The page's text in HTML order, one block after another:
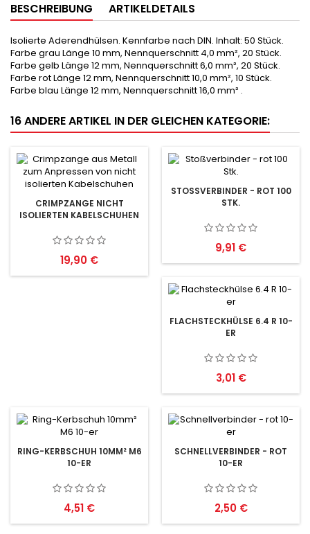
BESCHREIBUNG ARTIKELDETAILS
Isolierte Aderendhülsen. Kennfarbe nach DIN. Inhalt: 50 Stück.
Farbe grau Länge 10 mm, Nennquerschnitt 4,0 mm², 20 Stück.
Farbe gelb Länge 12 mm, Nennquerschnitt 6,0 mm², 20 Stück.
Farbe rot Länge 12 mm, Nennquerschnitt 10,0 mm², 10 Stück.
Farbe blau Länge 12 mm, Nennquerschnitt 16,0 mm² .
16 ANDERE ARTIKEL IN DER GLEICHEN KATEGORIE:
CRIMPZANGE NICHT
ISOLIERTEN KABELSCHUHEN
Preis
19,90 €
STOSSVERBINDER - ROT 100 S
TK.
Preis
9,91 €
FLACHSTECKHÜLSE 6.4 R 10-
ER
Preis
3,01 €
RING-KERBSCHUH 10MM² M6
10-ER
Preis
4,51 €
SCHNELLVERBINDER - ROT
10-ER
Preis
2,50 €